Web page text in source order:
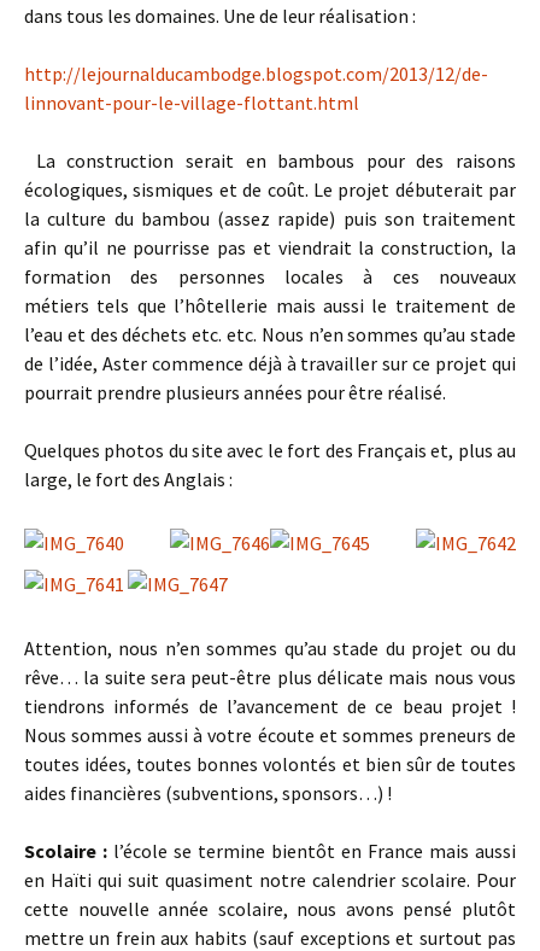
dans tous les domaines. Une de leur réalisation :
http://lejournalducambodge.blogspot.com/2013/12/de-
linnovant-pour-le-village-flottant.html
La construction serait en bambous pour des raisons
écologiques, sismiques et de coût. Le projet débuterait par
la culture du bambou (assez rapide) puis son traitement
afin qu’il ne pourrisse pas et viendrait la construction, la
formation des personnes locales à ces nouveaux
métiers tels que l’hôtellerie mais aussi le traitement de
l’eau et des déchets etc. etc. Nous n’en sommes qu’au stade
de l’idée, Aster commence déjà à travailler sur ce projet qui
pourrait prendre plusieurs années pour être réalisé.
Quelques photos du site avec le fort des Français et, plus au
large, le fort des Anglais :
Attention, nous n’en sommes qu’au stade du projet ou du
rêve… la suite sera peut-être plus délicate mais nous vous
tiendrons informés de l’avancement de ce beau projet !
Nous sommes aussi à votre écoute et sommes preneurs de
toutes idées, toutes bonnes volontés et bien sûr de toutes
aides financières (subventions, sponsors…) !
Scolaire : l’école se termine bientôt en France mais aussi
en Haïti qui suit quasiment notre calendrier scolaire. Pour
cette nouvelle année scolaire, nous avons pensé plutôt
mettre un frein aux habits (sauf exceptions et surtout pas